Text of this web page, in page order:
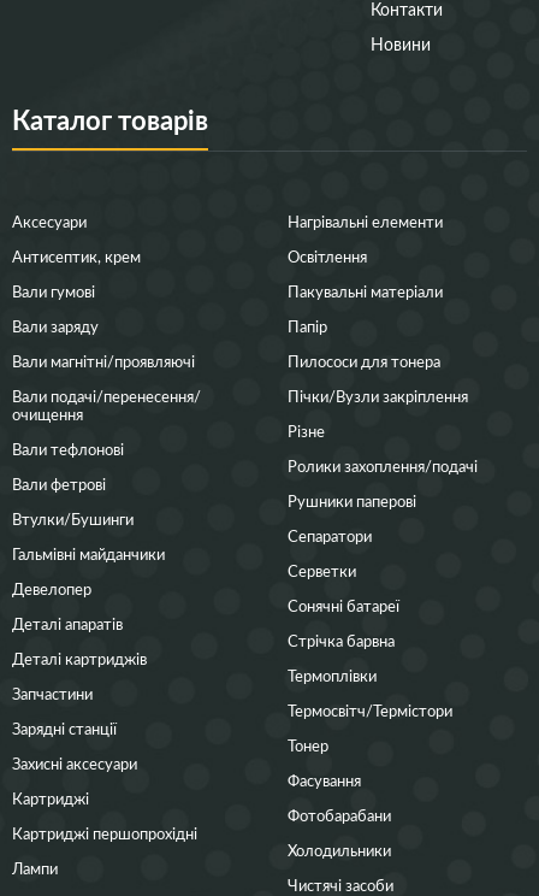
Контакти
Новини
Каталог товарів
Аксесуари
Антисептик, крем
Вали гумові
Вали заряду
Вали магнітні/проявляючі
Вали подачі/перенесення/
очищення
Вали тефлонові
Вали фетрові
Втулки/Бушинги
Гальмівні майданчики
Девелопер
Деталі апаратів
Деталі картриджів
Запчастини
Зарядні станції
Захисні аксесуари
Картриджі
Картриджі першопрохідні
Лампи
Нагрівальні елементи
Освітлення
Пакувальні матеріали
Папір
Пилососи для тонера
Пічки/Вузли закріплення
Різне
Ролики захоплення/подачі
Рушники паперові
Сепаратори
Серветки
Сонячні батареї
Стрічка барвна
Термоплівки
Термосвітч/Термістори
Тонер
Фасування
Фотобарабани
Холодильники
Чистячі засоби